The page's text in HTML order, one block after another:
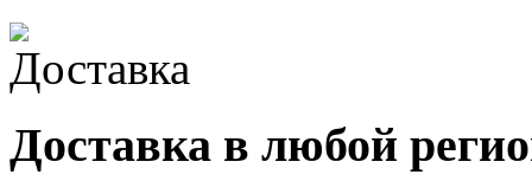
Доставка в любой